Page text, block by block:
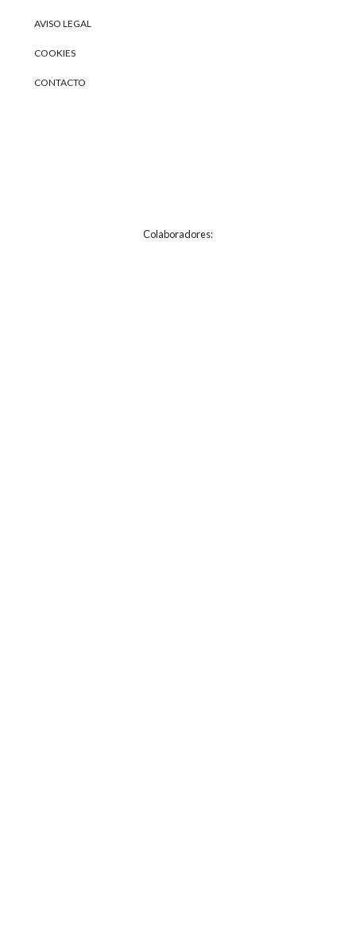
AVISO LEGAL
COOKIES
CONTACTO
Colaboradores: